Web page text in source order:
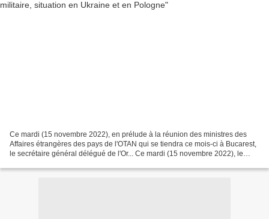
Ce mardi (15 novembre 2022), en prélude à la réunion des ministres des
Affaires étrangères des pays de l'OTAN qui se tiendra ce mois-ci à Bucarest,
le secrétaire général délégué de l'Or... Ce mardi (15 novembre 2022), le